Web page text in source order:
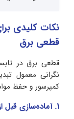
نکات کلیدی
قطعی برق
قطعی برق در
نگرانی معمول
کمپرسور و حفظ
1. آماده‌سازی قبل